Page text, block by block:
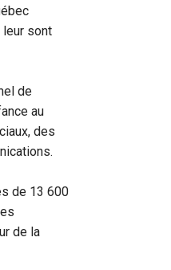
leur sont
de
au
des
de 13 600
de la